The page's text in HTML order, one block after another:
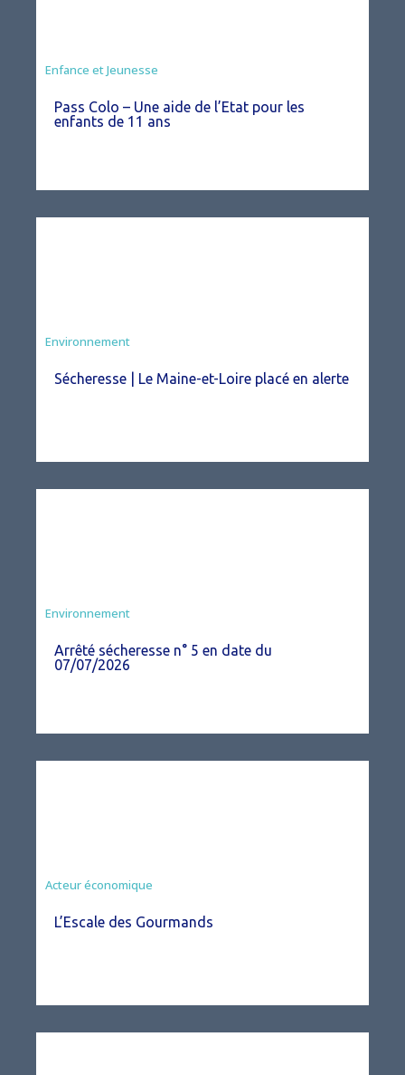
Animation
Enfance et Jeunesse
Pass Colo – Une aide de l’Etat pour les
enfants de 11 ans
Environnement
Sécheresse | Le Maine-et-Loire placé en alerte
Agriculture
Environnement
Arrêté sécheresse n° 5 en date du
07/07/2026
Acteur économique
L’Escale des Gourmands